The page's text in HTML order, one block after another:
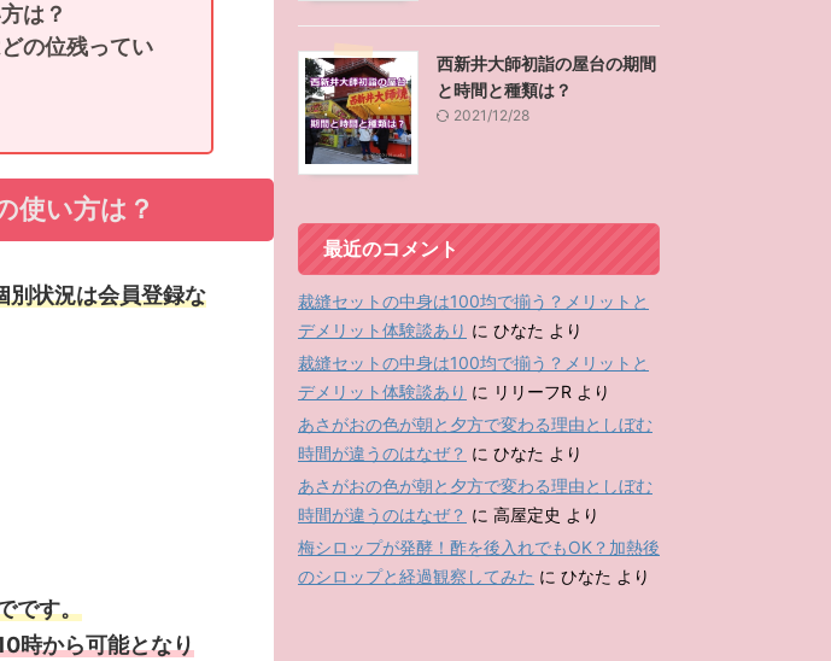
は？
の位残ってい
使い方は？
別状況は会員登録な
です。
時から可能となり
西新井大師初詣の屋台の期間
と時間と種類は？
2021/12/28
最近のコメント
裁縫セットの中身は100均で揃う？メリットと
デメリット体験談あり に ひなた より
裁縫セットの中身は100均で揃う？メリットと
デメリット体験談あり に リリーフR より
あさがおの色が朝と夕方で変わる理由としぼむ
時間が違うのはなぜ？ に ひなた より
あさがおの色が朝と夕方で変わる理由としぼむ
時間が違うのはなぜ？ に 高屋定史 より
梅シロップが発酵！酢を後入れでもOK？加熱後
のシロップと経過観察してみた に ひなた より